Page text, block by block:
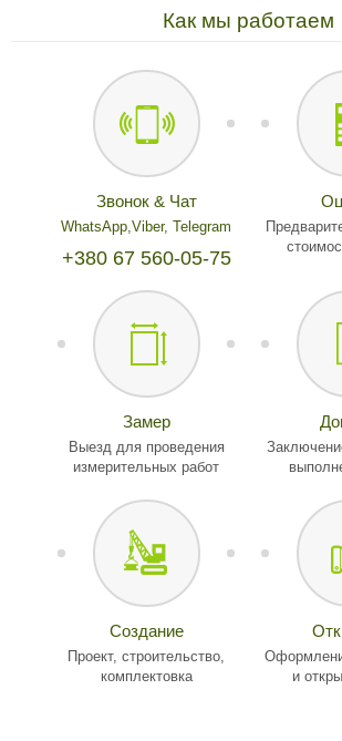
Как мы работаем
Звонок & Чат
WhatsApp, Viber, Telegram
+380 67 560-05-75
Замер
Выезд для проведения
измерительных работ
Создание
Проект, строительство,
комплектовка
и